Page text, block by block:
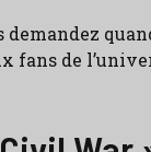
fans de